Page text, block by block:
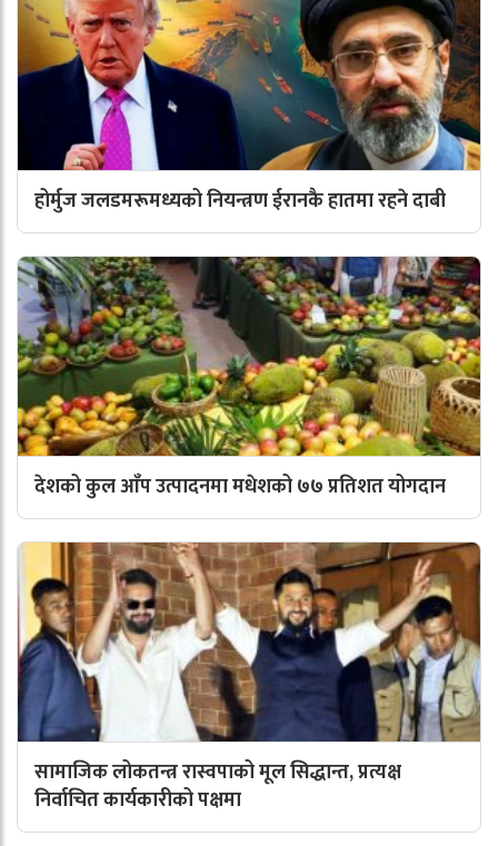
होर्मुज जलडमरूमध्यको नियन्त्रण ईरानकै हातमा रहने दाबी
देशको कुल आँप उत्पादनमा मधेशको ७७ प्रतिशत योगदान
सामाजिक लोकतन्त्र रास्वपाको मूल सिद्धान्त, प्रत्यक्ष
निर्वाचित कार्यकारीको पक्षमा